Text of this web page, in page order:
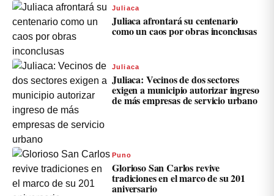
Juliaca
Juliaca afrontará su centenario
como un caos por obras inconclusas
Juliaca
Juliaca: Vecinos de dos sectores
exigen a municipio autorizar ingreso
de más empresas de servicio urbano
Puno
Glorioso San Carlos revive
tradiciones en el marco de su 201
aniversario